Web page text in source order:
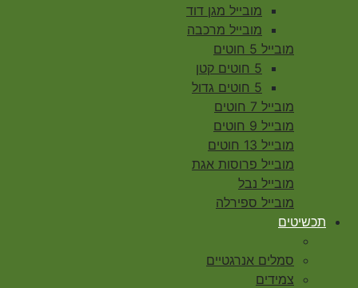
מובייל מגן דוד
מובייל מרכבה
מובייל 5 חוטים
5 חוטים קטן
5 חוטים גדול
מובייל 7 חוטים
מובייל 9 חוטים
מובייל 13 חוטים
מובייל פרוסות אגת
מובייל נבל
מובייל ספירלה
תכשיטים
סמלים אנרגטיים
צמידים